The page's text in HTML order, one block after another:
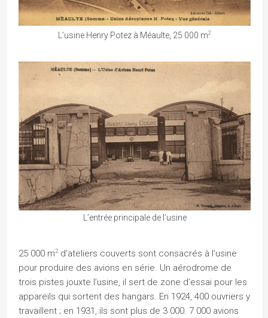
L’usine Henry Potez à Méaulte, 25 000 m2
L’entrée principale de l’usine
25 000 m2 d’ateliers couverts sont consacrés à l’usine
pour produire des avions en série. Un aérodrome de
trois pistes jouxte l’usine, il sert de zone d’essai pour les
appareils qui sortent des hangars. En 1924, 400 ouvriers y
travaillent ; en 1931, ils sont plus de 3 000. 7 000 avions